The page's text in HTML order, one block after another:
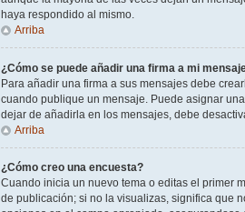
haya respondido al mismo.
Arriba
¿Cómo se puede añadir una firma a mi
Para añadir una firma a sus mensajes debe
cuando publique un mensaje. Puede asignar
dejar de añadirla en los mensajes, debe
Arriba
¿Cómo creo una encuesta?
Cuando inicia un nuevo tema o editas el primer
de publicación; si no la visualizas, significa que